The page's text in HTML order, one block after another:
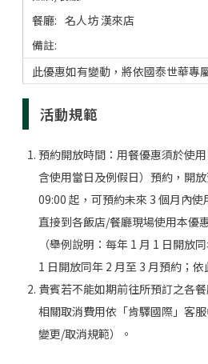
名人坊 漢來店
此優惠如有變動，將依國泰世華專
活動規範
預約開放時間：用餐優惠須於使
含使用當日及例假日）預約，開
09:00 起，可預約未來 3 個月內
直接到各飯店/餐廳現場使用本優
（舉例說明：每年 1 月 1 日開放
1 日開放同年 2 月至 3 月預約；依
貴賓若不能如期前往所預訂之各
相關取消費用依「肯驛國際」客
變更/取消規範）。